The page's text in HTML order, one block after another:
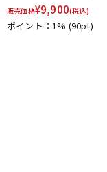
販売価格¥9,900(税込)
ポイント：1% (90pt)